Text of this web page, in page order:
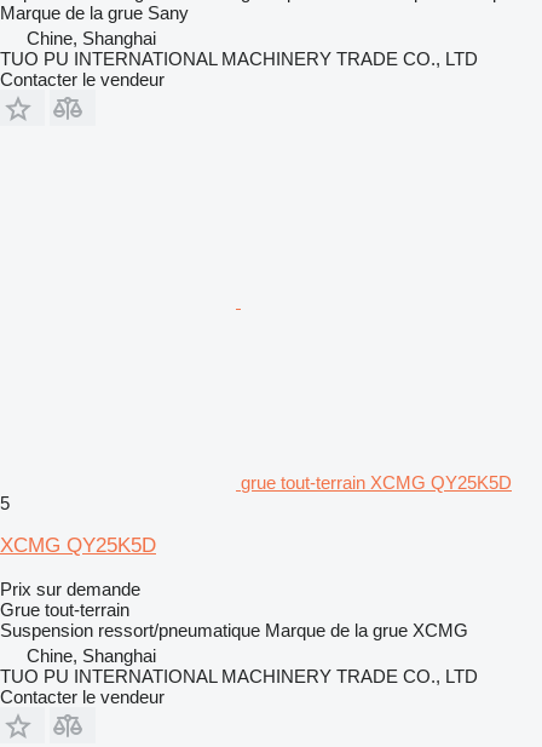
Marque de la grue Sany
Chine, Shanghai
TUO PU INTERNATIONAL MACHINERY TRADE CO., LTD
Contacter le vendeur
grue tout-terrain XCMG QY25K5D
5
XCMG QY25K5D
Prix sur demande
Grue tout-terrain
Suspension ressort/pneumatique Marque de la grue XCMG
Chine, Shanghai
TUO PU INTERNATIONAL MACHINERY TRADE CO., LTD
Contacter le vendeur